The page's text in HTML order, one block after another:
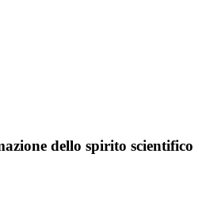
dello spirito scientifico